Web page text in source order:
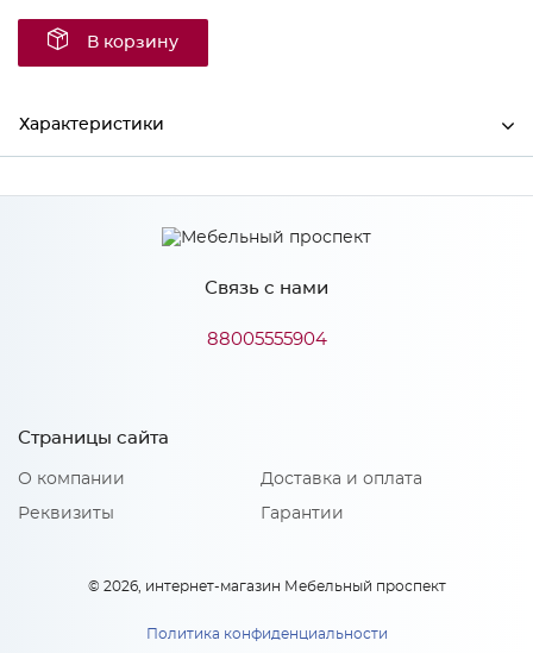
В корзину
Характеристики
Производитель МиФ
Связь с нами
88005555904
Страницы сайта
О компании
Реквизиты
Доставка и оплата
Гарантии
© 2026, интернет-магазин Мебельный проспект
Политика конфиденциальности